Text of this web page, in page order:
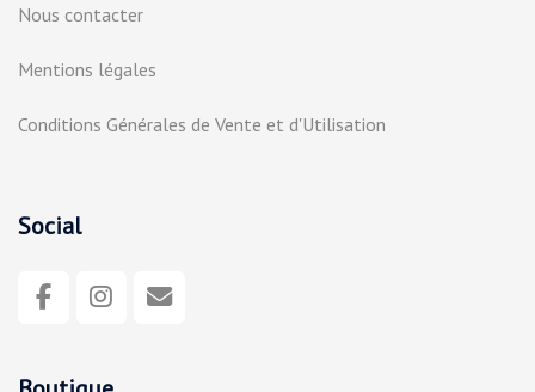
Nous contacter
Mentions légales
Conditions Générales de Vente et d'Utilisation
Social